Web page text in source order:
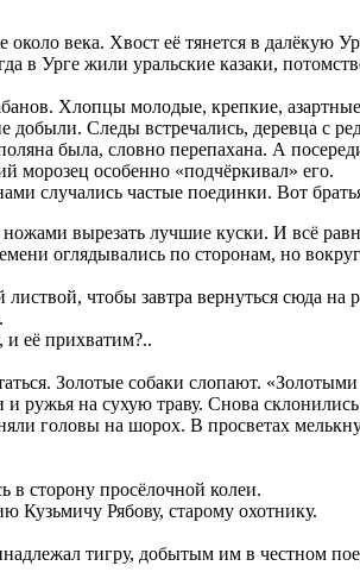
около века. Хвост её тянется в
в Урге жили уральские казаки,
Хлопцы молодые, крепкие,
добыли. Следы встречались, деревца с
была, словно перепахана. А
морозец особенно «подчёркивал» его.
случались частые поединки. Вот
вырезать лучшие куски. И всё
оглядывались по сторонам, но
чтобы завтра вернуться сюда
её прихватим?..
Золотые собаки слопают.
и ружья на сухую траву. Снова
головы на шорох. В просветах
сторону просёлочной колеи.
Кузьмичу Рябову, старому охотнику.
тигру, добытым им в честном